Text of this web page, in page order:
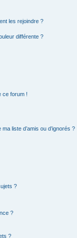
les rejoindre ?
différente ?
ce forum !
liste d’amis ou d’ignorés ?
?
?
?